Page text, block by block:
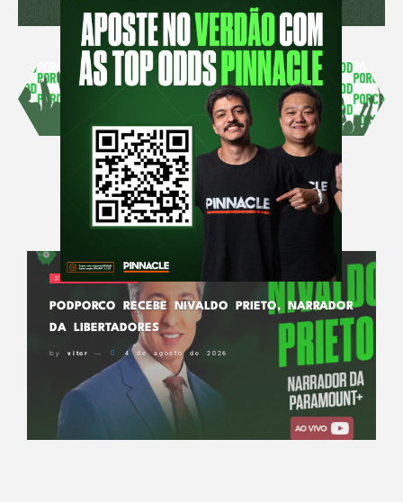
NOTÍCIAS
PODPORCO NEWS
PODPORCO RECEBE NIVALDO PRIETO, NARRADOR
DA LIBERTADORES
by vitor 4 de agosto de 2026